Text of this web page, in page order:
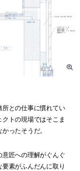
との仕事に慣れてい
トの現場ではそこま
ったそうだ。
匠への理解がぐんぐ
素がふんだんに取り